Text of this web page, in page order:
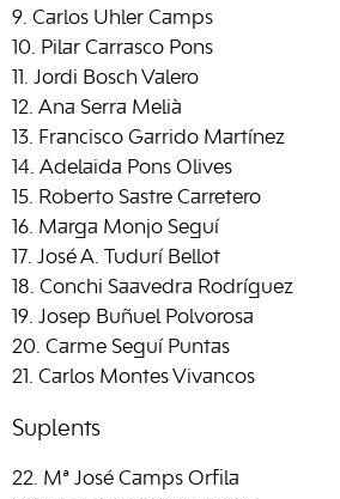
Carlos Uhler Camps
Pilar Carrasco Pons
Jordi Bosch Valero
Ana Serra Melià
Francisco Garrido Martínez
Adelaida Pons Olives
Roberto Sastre Carretero
Marga Monjo Seguí
José A. Tudurí Bellot
Conchi Saavedra Rodríguez
Josep Buñuel Polvorosa
Carme Seguí Puntas
Carlos Montes Vivancos
Suplents
Mª José Camps Orfila